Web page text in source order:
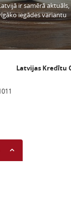
ir samērā aktuāls,
iegādes variantu
Latvijas Kredītu